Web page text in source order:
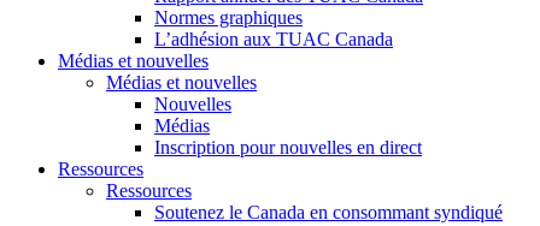
Normes graphiques
L’adhésion aux TUAC Canada
Médias et nouvelles
Médias et nouvelles
Nouvelles
Médias
Inscription pour nouvelles en direct
Ressources
Ressources
Soutenez le Canada en consommant syndiqué